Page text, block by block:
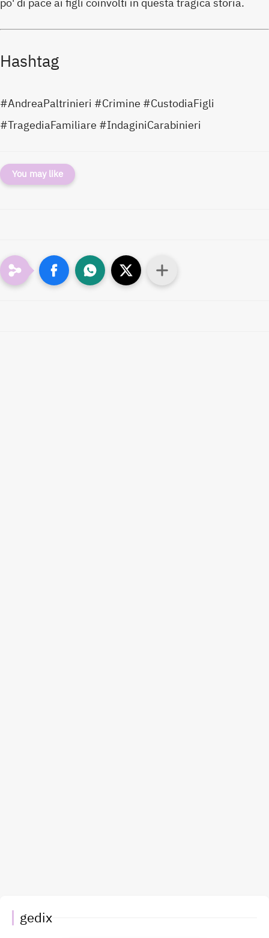
Hashtag
#AndreaPaltrinieri #Crimine #CustodiaFigli
#TragediaFamiliare #IndaginiCarabinieri
You may like
gedix